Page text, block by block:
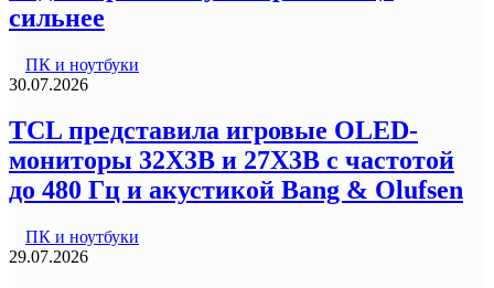
сильнее
ПК и ноутбуки
30.07.2026
TCL представила игровые OLED-
мониторы 32X3B и 27X3B с частотой
до 480 Гц и акустикой Bang & Olufsen
ПК и ноутбуки
29.07.2026